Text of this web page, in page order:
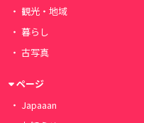
観光・地域
暮らし
古写真
ページ
Japaaan